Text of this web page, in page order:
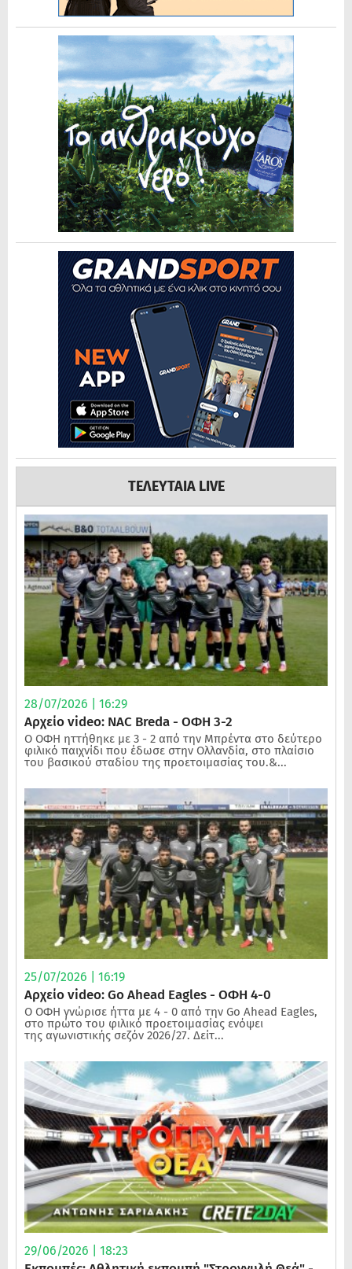
ΤΕΛΕΥΤΑΙΑ LIVE
28/07/2026 | 16:29
Αρχείο video: NAC Breda - ΟΦΗ 3-2
Ο ΟΦΗ ηττήθηκε με 3 - 2 από την Μπρέντα στο δεύτερο
φιλικό παιχνίδι που έδωσε στην Ολλανδία, στο πλαίσιο
του βασικού σταδίου της προετοιμασίας του.&...
25/07/2026 | 16:19
Αρχείο video: Go Ahead Eagles - ΟΦΗ 4-0
Ο ΟΦΗ γνώρισε ήττα με 4 - 0 από την Go Ahead Eagles,
στο πρώτο του φιλικό προετοιμασίας ενόψει
της αγωνιστικής σεζόν 2026/27. Δείτ...
29/06/2026 | 18:23